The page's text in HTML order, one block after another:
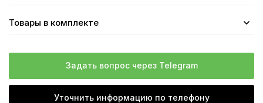
Товары в комплекте
Задать вопрос через Telegram
Уточнить информацию по телефону